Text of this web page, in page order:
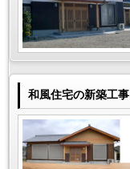
和風住宅の新築工事